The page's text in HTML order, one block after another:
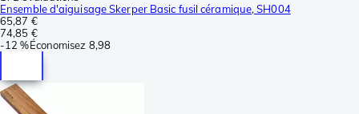
Ensemble d'aiguisage Skerper Basic fusil céramique, SH004
65,87 €
74,85 €
-12 %Économisez 8,98